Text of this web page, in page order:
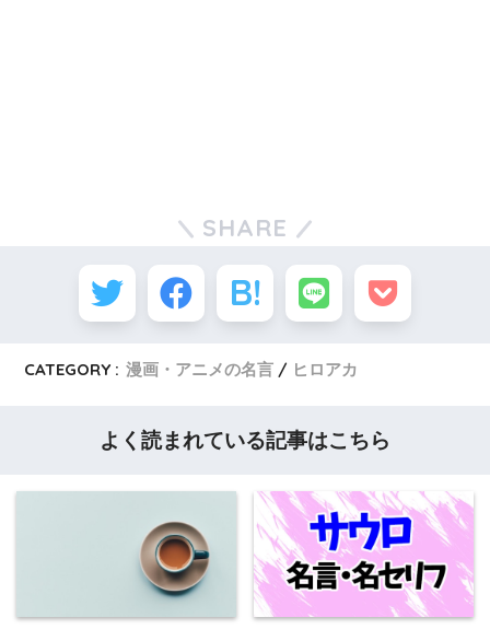
SHARE
CATEGORY : 漫画・アニメの名言 ヒロアカ
よく読まれている記事はこちら